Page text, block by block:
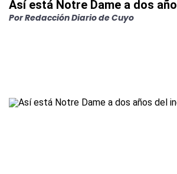
Así está Notre Dame a dos
Por Redacción Diario de Cuyo